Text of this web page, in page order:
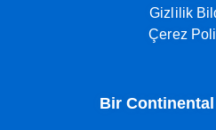
Gizlilik
Çerez
Bir Continental